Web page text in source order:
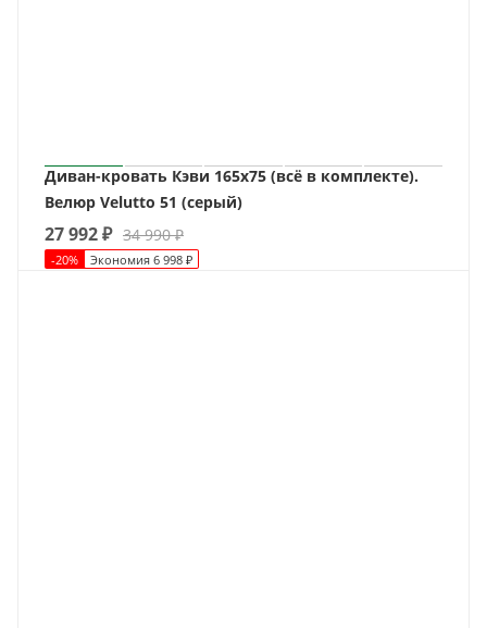
Диван-кровать Кэви 165х75 (всё в комплекте).
Велюр Velutto 51 (серый)
27 992₽ 34 990₽
-20% Экономия 6 998 ₽